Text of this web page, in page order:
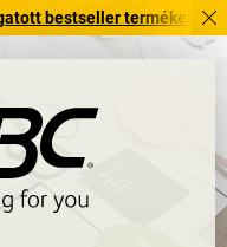
termékeinket